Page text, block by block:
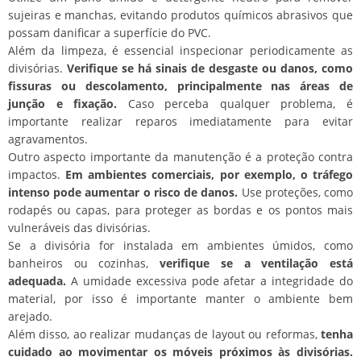
sujeiras e manchas, evitando produtos químicos abrasivos que
possam danificar a superfície do PVC.
Além da limpeza, é essencial inspecionar periodicamente as
divisórias. Verifique se há sinais de desgaste ou danos, como
fissuras ou descolamento, principalmente nas áreas de
junção e fixação. Caso perceba qualquer problema, é
importante realizar reparos imediatamente para evitar
agravamentos.
Outro aspecto importante da manutenção é a proteção contra
impactos. Em ambientes comerciais, por exemplo, o tráfego
intenso pode aumentar o risco de danos. Use proteções, como
rodapés ou capas, para proteger as bordas e os pontos mais
vulneráveis das divisórias.
Se a divisória for instalada em ambientes úmidos, como
banheiros ou cozinhas,verifique se a ventilação está
adequada. A umidade excessiva pode afetar a integridade do
material, por isso é importante manter o ambiente bem
arejado.
Além disso, ao realizar mudanças de layout ou reformas, tenha
cuidado ao movimentar os móveis próximos às divisórias.